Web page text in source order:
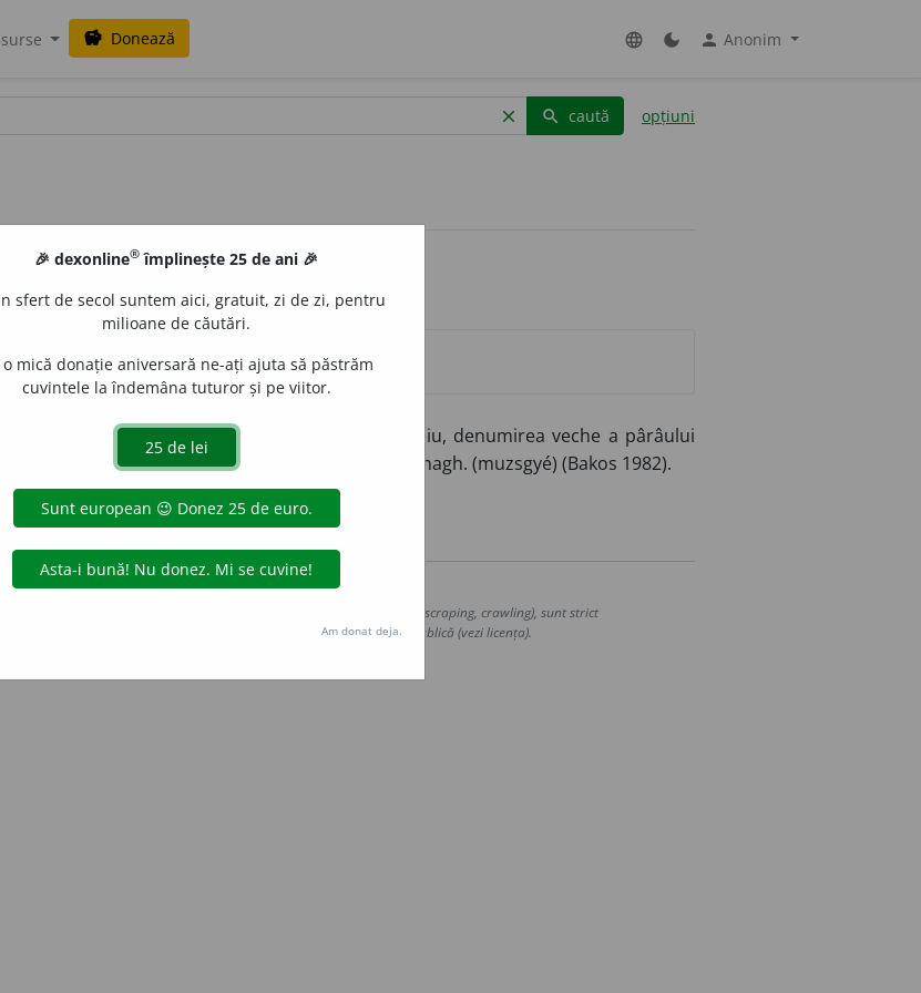
savings Donează language dark_mode person Anonim
clear search caută opțiuni
din usturoi pisat, apă și sare.
(top.) Mujdeiu, denumirea veche a pârâului
Băii Mari. – Must+de+ai; Cuv. rom. preluat în magh. (muzsgyé) (Bakos 1982).
acțiuni
© 2004-2026 dexonline (https://dexonline.ro)
pe acest site, inclusiv prin orice metode de extragere automată (web scraping, crawling), sunt strict
scris, cu excepția seturilor de date oferite oficial spre utilizare publică (vezi licența).
🎉 dexonline® împlinește 25 de ani 🎉
sfert de secol suntem aici, gratuit, zi de zi, pentru
milioane de căutări.
o mică donație aniversară ne-ați ajuta să păstrăm
cuvintele la îndemâna tuturor și pe viitor.
Am donat deja.